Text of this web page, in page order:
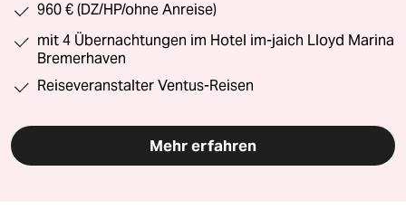
960 € (DZ/HP/ohne Anreise)
mit 4 Übernachtungen im Hotel im-jaich Lloyd Marina
Bremerhaven
Reiseveranstalter Ventus-Reisen
Mehr erfahren